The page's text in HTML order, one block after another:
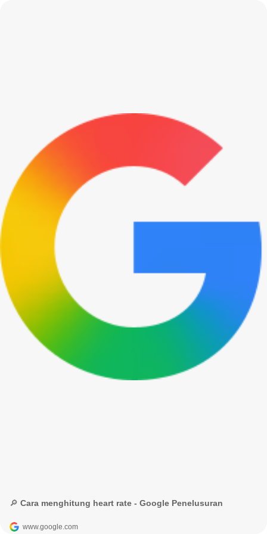
🔎 Cara menghitung heart rate - Google Penelusuran
www.google.com